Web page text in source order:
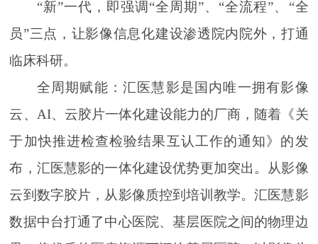
“新”一代，即强调“全周期”、“全流程”、“全
员”三点，让影像信息化建设渗透院内院外，打通
临床科研。
全周期赋能：汇医慧影是国内唯一拥有影像
云、AI、云胶片一体化建设能力的厂商，随着《关
于加快推进检查检验结果互认工作的通知》的发
布，汇医慧影的一体化建设优势更加突出。从影像
云到数字胶片，从影像质控到培训教学。汇医慧影
数据中台打通了中心医院、基层医院之间的物理边